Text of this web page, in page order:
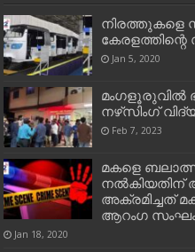
നിരത്തുകളെ
കേരളത്തിന്റെ
Jan 5, 2020
മംഗളൂരുവിൽ
നഴ്‌സിംഗ്
Feb 7, 2023
മകളെ
നല്‍കിയതിന്
അക്രമിച്ചത്
ആറംഗ
Jan 18, 2020